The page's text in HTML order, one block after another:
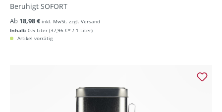
Beruhigt SOFORT
Inhalt: 0.5 Liter (37,96 €* / 1 Liter)
Ab 18,98 € inkl. MwSt. zzgl. Versand
Artikel vorrätig